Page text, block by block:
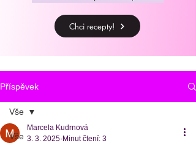
Chci recepty!
Příspěvek
Vše
Vše
Marcela Kudrnová
3. 3. 2025 Minut čtení: 3